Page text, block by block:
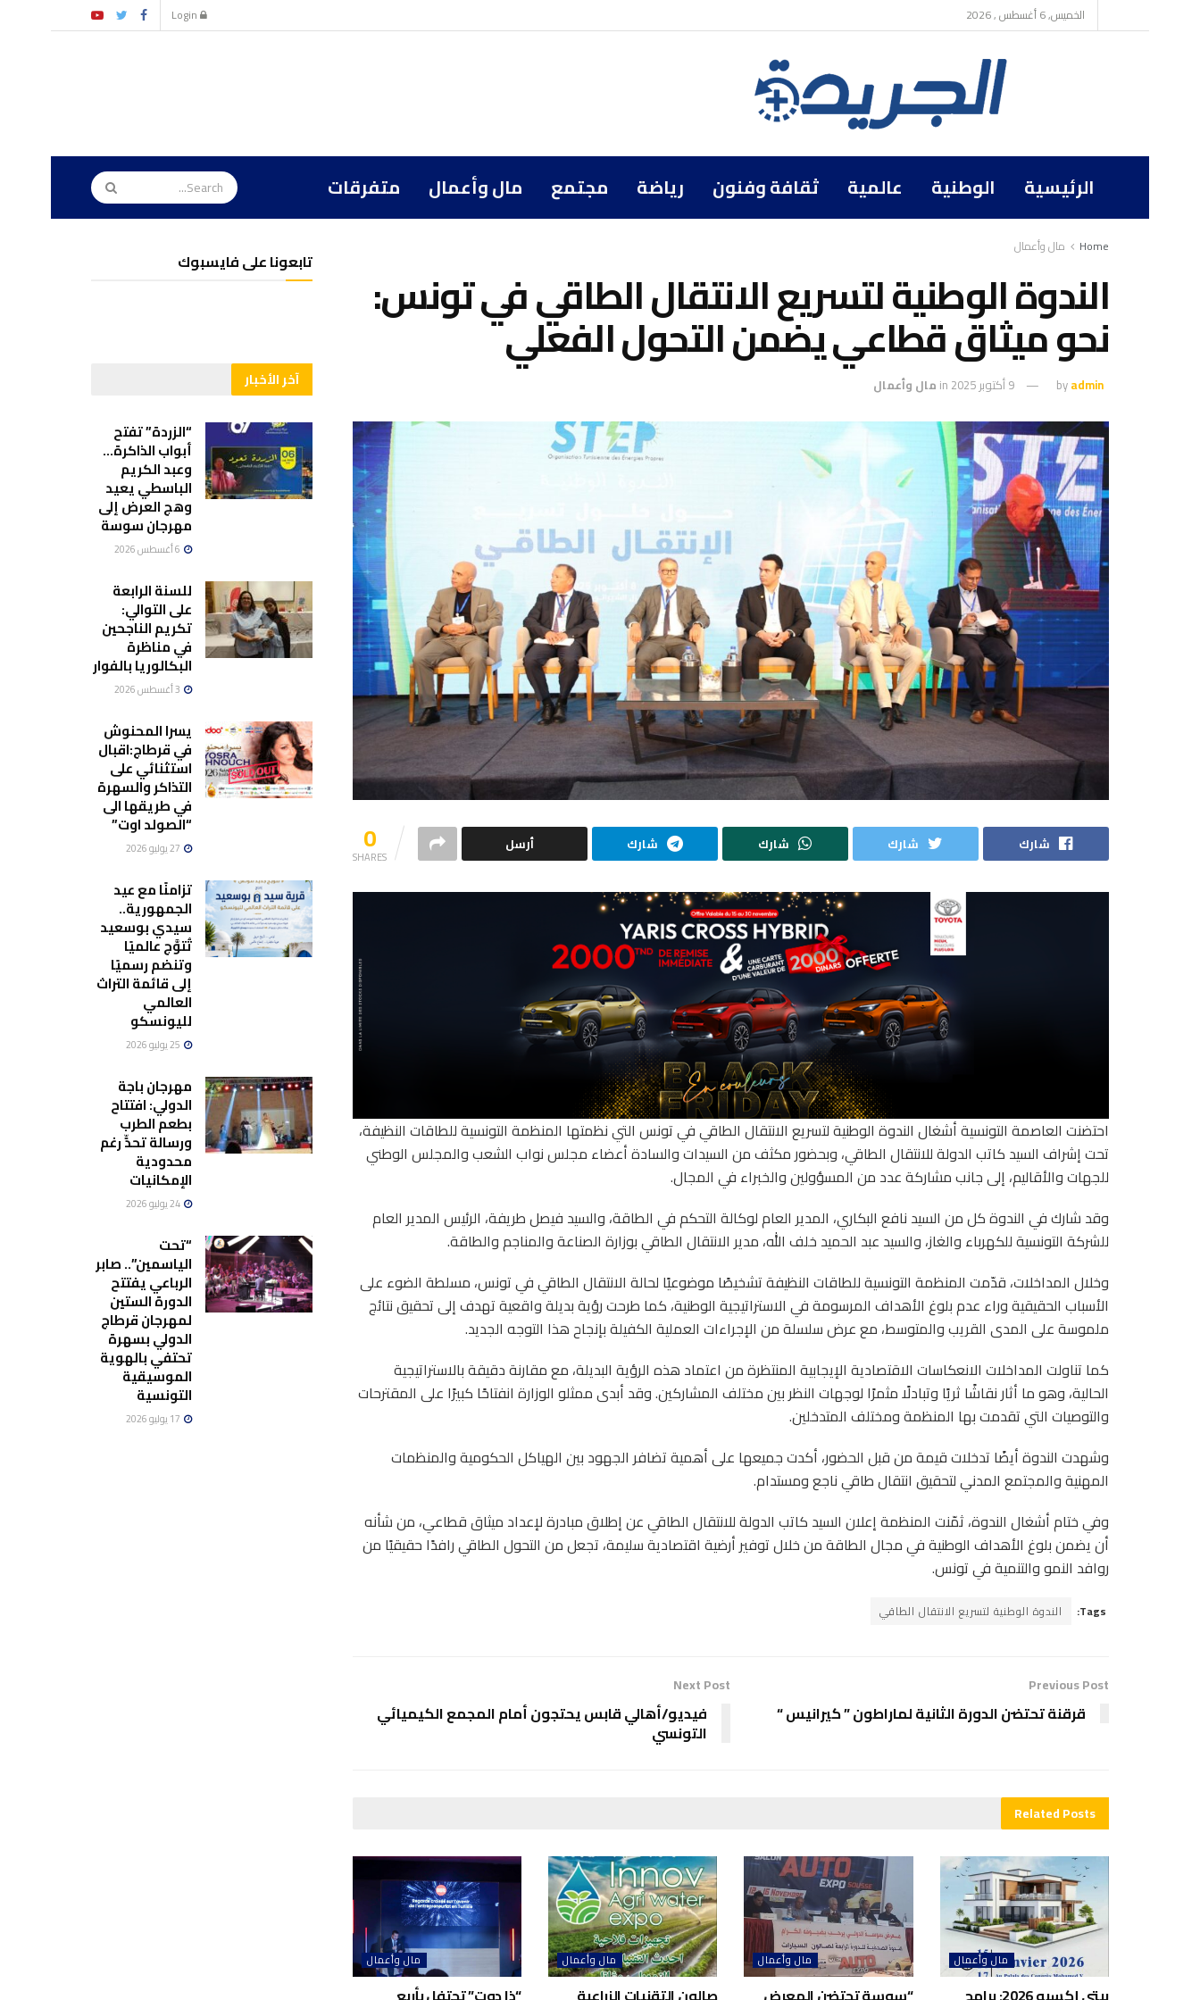
الخميس, 6 أغسطس , 2026
الرئيسية الوطنية عالمية ثقافة وفنون رياضة مجتمع مال وأعمال متفرقات
Home مال وأعمال
الندوة الوطنية لتسريع الانتقال الطاقي في تونس:
نحو ميثاق قطاعي يضمن التحول الفعلي
byadmin 9 أكتوبر 2025 in مال وأعمال
0
SHARES
شارك شارك شارك شارك أرسل
احتضنت العاصمة التونسية أشغال الندوة الوطنية لتسريع الانتقال الطاقي في تونس التي نظمتها المنظمة التونسية للطاقات النظيفة،
تحت إشراف السيد كاتب الدولة للانتقال الطاقي، وبحضور مكثف من السيدات والسادة أعضاء مجلس نواب الشعب والمجلس الوطني
للجهات والأقاليم، إلى جانب مشاركة عدد من المسؤولين والخبراء في المجال.
وقد شارك في الندوة كل من السيد نافع البكاري، المدير العام لوكالة التحكم في الطاقة، والسيد فيصل طريفة، الرئيس المدير العام
للشركة التونسية للكهرباء والغاز، والسيد عبد الحميد خلف الله، مدير الانتقال الطاقي بوزارة الصناعة والمناجم والطاقة.
وخلال المداخلات، قدّمت المنظمة التونسية للطاقات النظيفة تشخيصًا موضوعيًا لحالة الانتقال الطاقي في تونس، مسلطة الضوء على
الأسباب الحقيقية وراء عدم بلوغ الأهداف المرسومة في الاستراتيجية الوطنية، كما طرحت رؤية بديلة واقعية تهدف إلى تحقيق نتائج
ملموسة على المدى القريب والمتوسط، مع عرض سلسلة من الإجراءات العملية الكفيلة بإنجاح هذا التوجه الجديد.
كما تناولت المداخلات الانعكاسات الاقتصادية الإيجابية المنتظرة من اعتماد هذه الرؤية البديلة، مع مقارنة دقيقة بالاستراتيجية
الحالية، وهو ما أثار نقاشًا ثريًا وتبادلًا مثمرًا لوجهات النظر بين مختلف المشاركين. وقد أبدى ممثلو الوزارة انفتاحًا كبيرًا على المقترحات
والتوصيات التي تقدمت بها المنظمة ومختلف المتدخلين.
وشهدت الندوة أيضًا تدخلات قيمة من قبل الحضور، أكدت جميعها على أهمية تضافر الجهود بين الهياكل الحكومية والمنظمات
المهنية والمجتمع المدني لتحقيق انتقال طاقي ناجع ومستدام.
وفي ختام أشغال الندوة، ثمّنت المنظمة إعلان السيد كاتب الدولة للانتقال الطاقي عن إطلاق مبادرة لإعداد ميثاق قطاعي، من شأنه
أن يضمن بلوغ الأهداف الوطنية في مجال الطاقة من خلال توفير أرضية اقتصادية سليمة، تجعل من التحول الطاقي رافدًا حقيقيًا من
روافد النمو والتنمية في تونس.
Tags: الندوة الوطنية لتسريع الانتقال الطاقي
Previous Post
قرقنة تحتضن الدورة الثانية لماراطون ” كيرانيس “
Next Post
فيديو/أهالي قابس يحتجون أمام المجمع الكيميائي
التونسي
RelatedPosts
مال وأعمال مال وأعمال مال وأعمال مال وأعمال
تابعونا على فايسبوك
آخر الأخبار
“الزردة” تفتح
أبواب الذاكرة…
وعبد الكريم
الباسطي يعيد
وهج العرض إلى
مهرجان سوسة
للسنة الرابعة
على التوالي:
تكريم الناجحين
في مناظرة
البكالوريا بالفوار
يسرا المحنوش
في قرطاج:اقبال
استثنائي على
التذاكر والسهرة
في طريقها الى
“الصولد اوت”
تزامنًا مع عيد
الجمهورية..
سيدي بوسعيد
تُتوَّج عالميًا
وتنضم رسميًا
إلى قائمة التراث
العالمي
لليونسكو
مهرجان باجة
الدولي: افتتاح
بطعم الطرب
ورسالة تحدٍّ رغم
محدودية
الإمكانيات
24 يوليو 2026
“تحت
الياسمين”.. صابر
الرباعي يفتتح
الدورة الستين
لمهرجان قرطاج
الدولي بسهرة
تحتفي بالهوية
الموسيقية
التونسية